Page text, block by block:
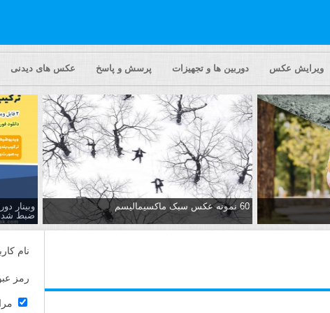
ویرایش عکس دوربین ها و تجهیزات پرسش و پاسخ عکس های دیدنی
60 نمونه عکس سبک ماکسیمالیسم
وبینار
ضبط
نام
رمز